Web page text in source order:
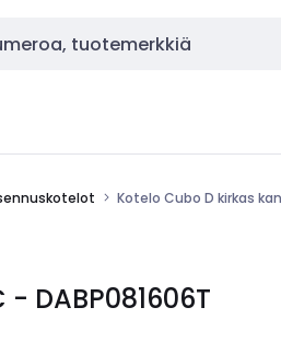
Kotelo Cubo D kirkas
DABP081606T